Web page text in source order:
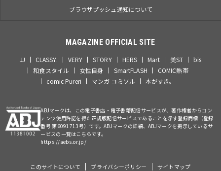
ブラウザプッシュ通知について
MAGAZINE OFFICIAL SITE
JJ CLASSY. VERY STORY HERS Mart 美ST
bis
和食スタイル
女性自身 SmartFLASH
COMIC熱帯
comic Pureri
マンガ コミソル 本がすき。
ABJマークは、この電子書店・電子書籍配信サービスが、著作権者からコン
テンツ使用許諾を得た正規版配信サービスであることを示す登録商標（登録
番号 第6091713号）です。ABJマークの詳細、ABJマークを掲示しているサ
ービスの一覧はこちらです。
https://aebs.or.jp/
このサイトについて プライバシーポリシー サイトマップ